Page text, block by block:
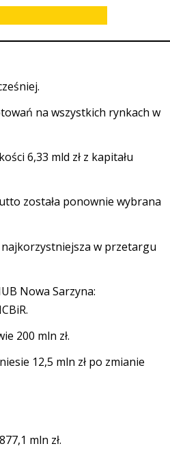
na wszystkich rynkach w
6,33 mld zł z kapitału
została ponownie wybrana
w przetargu
Nowa Sarzyna:
200 mln zł.
12,5 mln zł po zmianie
mln zł.